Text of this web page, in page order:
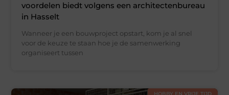
voordelen biedt volgens een architectenbureau
in Hasselt
Wanneer je een bouwproject opstart, kom je al snel
voor de keuze te staan hoe je de samenwerking
organiseert tussen